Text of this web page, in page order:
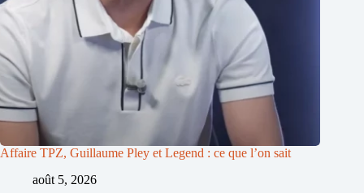
Affaire TPZ, Guillaume Pley et Legend : ce que l’on sait
août 5, 2026